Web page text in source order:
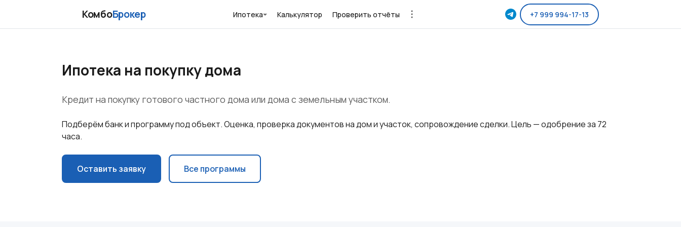
КомбоБрокер Ипотека Калькулятор Проверить отчёты +7 999 994-17-13
Ипотека на покупку дома
Кредит на покупку готового частного дома или дома с земельным участком.
Подберём банк и программу под объект. Оценка, проверка документов на дом и участок, сопровождение сделки. Цель — одобрение за 72
часа.
Оставить заявку Все программы